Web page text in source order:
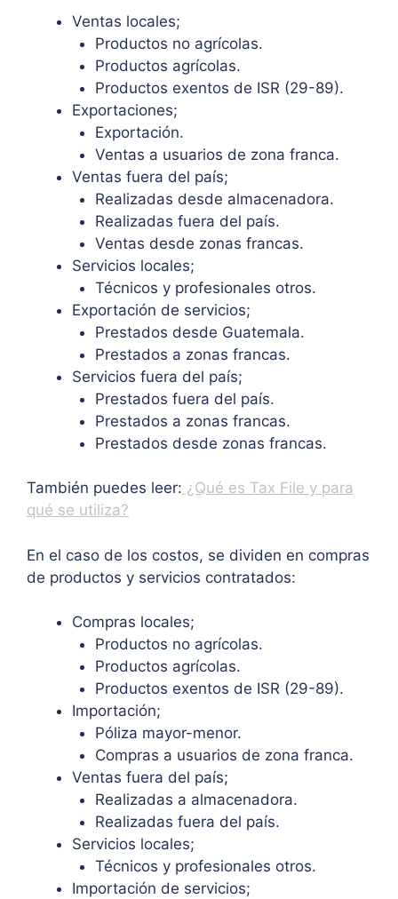
Ventas locales;
Productos no agrícolas.
Productos agrícolas.
Productos exentos de ISR (29-89).
Exportaciones;
Exportación.
Ventas a usuarios de zona franca.
Ventas fuera del país;
Realizadas desde almacenadora.
Realizadas fuera del país.
Ventas desde zonas francas.
Servicios locales;
Técnicos y profesionales otros.
Exportación de servicios;
Prestados desde Guatemala.
Prestados a zonas francas.
Servicios fuera del país;
Prestados fuera del país.
Prestados a zonas francas.
Prestados desde zonas francas.
También puedes leer: ¿Qué es Tax File y para
qué se utiliza?
En el caso de los costos, se dividen en compras
de productos y servicios contratados:
Compras locales;
Productos no agrícolas.
Productos agrícolas.
Productos exentos de ISR (29-89).
Importación;
Póliza mayor-menor.
Compras a usuarios de zona franca.
Ventas fuera del país;
Realizadas a almacenadora.
Realizadas fuera del país.
Servicios locales;
Técnicos y profesionales otros.
Importación de servicios;